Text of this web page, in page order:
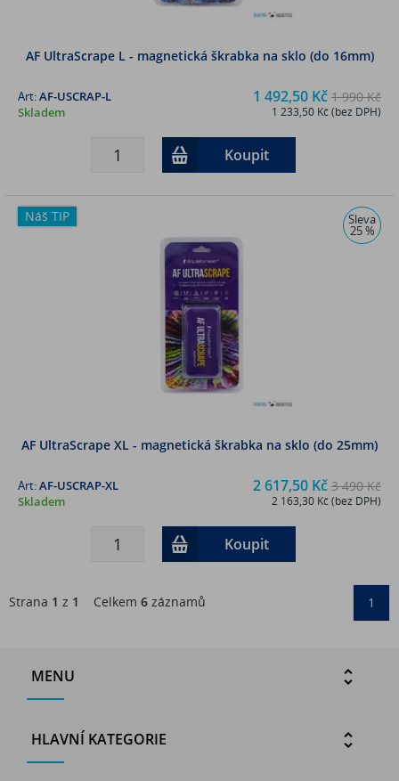
AF UltraScrape L - magnetická škrabka na sklo (do 16mm)
1 492,50 Kč 1 990 Kč
1 233,50 Kč (bez DPH)
Art:AF-USCRAP-L
Skladem
Koupit
Náš TIP Sleva
25 %
AF UltraScrape XL - magnetická škrabka na sklo (do 25mm)
2 617,50 Kč 3 490 Kč
2 163,30 Kč (bez DPH)
Art:AF-USCRAP-XL
Skladem
Koupit
Strana 1 z 1 Celkem 6 záznamů 1
MENU
HLAVNÍ KATEGORIE